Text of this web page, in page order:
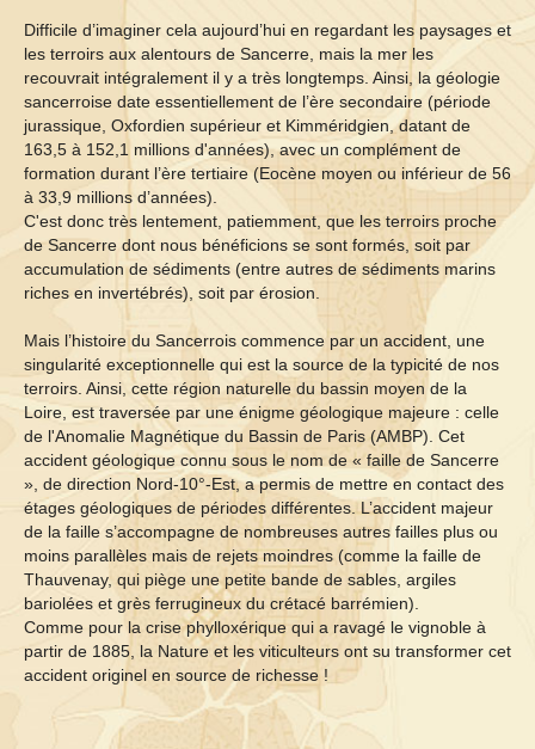
Difficile d’imaginer cela aujourd’hui en regardant les paysages et
les terroirs aux alentours de Sancerre, mais la mer les
recouvrait intégralement il y a très longtemps. Ainsi, la géologie
sancerroise date essentiellement de l’ère secondaire (période
jurassique, Oxfordien supérieur et Kimméridgien, datant de
163,5 à 152,1 millions d'années), avec un complément de
formation durant l’ère tertiaire (Eocène moyen ou inférieur de 56
à 33,9 millions d’années).
C'est donc très lentement, patiemment, que les terroirs proche
de Sancerre dont nous bénéficions se sont formés, soit par
accumulation de sédiments (entre autres de sédiments marins
riches en invertébrés), soit par érosion.
Mais l’histoire du Sancerrois commence par un accident, une
singularité exceptionnelle qui est la source de la typicité de nos
terroirs. Ainsi, cette région naturelle du bassin moyen de la
Loire, est traversée par une énigme géologique majeure : celle
de l'Anomalie Magnétique du Bassin de Paris (AMBP). Cet
accident géologique connu sous le nom de « faille de Sancerre
», de direction Nord-10°-Est, a permis de mettre en contact des
étages géologiques de périodes différentes. L’accident majeur
de la faille s’accompagne de nombreuses autres failles plus ou
moins parallèles mais de rejets moindres (comme la faille de
Thauvenay, qui piège une petite bande de sables, argiles
bariolées et grès ferrugineux du crétacé barrémien).
Comme pour la crise phylloxérique qui a ravagé le vignoble à
partir de 1885, la Nature et les viticulteurs ont su transformer cet
accident originel en source de richesse !